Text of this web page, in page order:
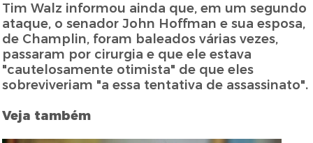
Tim Walz informou ainda que, em um segundo
ataque, o senador John Hoffman e sua esposa,
de Champlin, foram baleados várias vezes,
passaram por cirurgia e que ele estava
"cautelosamente otimista" de que eles
sobreviveriam "a essa tentativa de assassinato".
Veja também